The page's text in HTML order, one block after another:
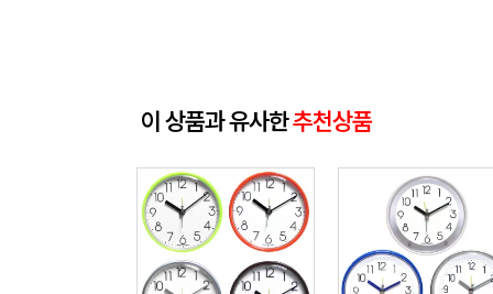
이 상품과 유사한추천상품